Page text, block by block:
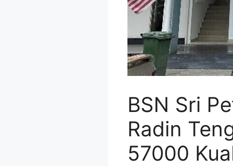
BSN Sri
Radin
57000